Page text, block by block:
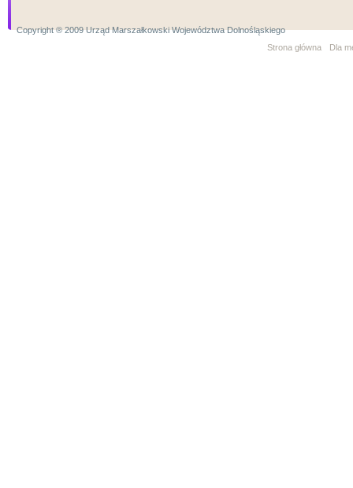
Copyright ® 2009 Urząd Marszałkowski Województwa Dolnośląskiego
Strona główna
Dla